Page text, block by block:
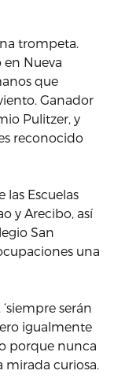
trompeta.
en Nueva
que
Ganador
Pulitzer, y
reconocido
Escuelas
y Arecibo, así
San
una
serán
igualmente
porque nunca
mirada curiosa.